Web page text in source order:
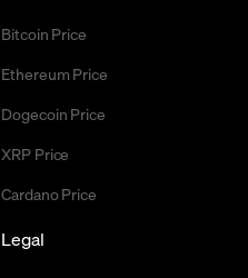
Bitcoin Price
Ethereum Price
Dogecoin Price
XRP Price
Cardano Price
Legal